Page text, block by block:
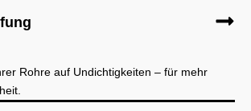
Rohre auf Undichtigkeiten – für mehr